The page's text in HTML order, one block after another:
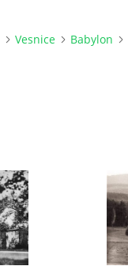
Vesnice Babylon